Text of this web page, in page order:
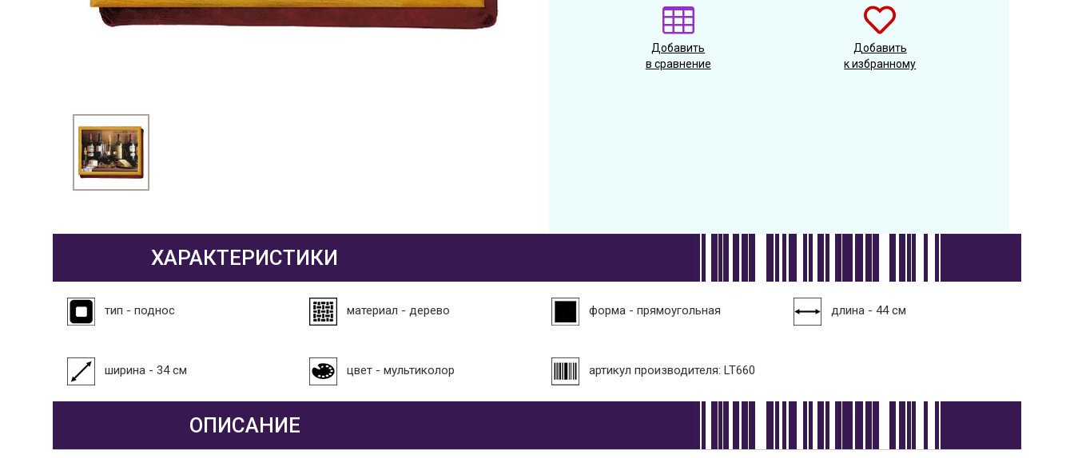
Добавить
в сравнение
Добавить
к избранному
ХАРАКТЕРИСТИКИ
тип - поднос материал - дерево форма - прямоугольная длина - 44 см
ширина - 34 см цвет - мультиколор артикул производителя: LT660
ОПИСАНИЕ